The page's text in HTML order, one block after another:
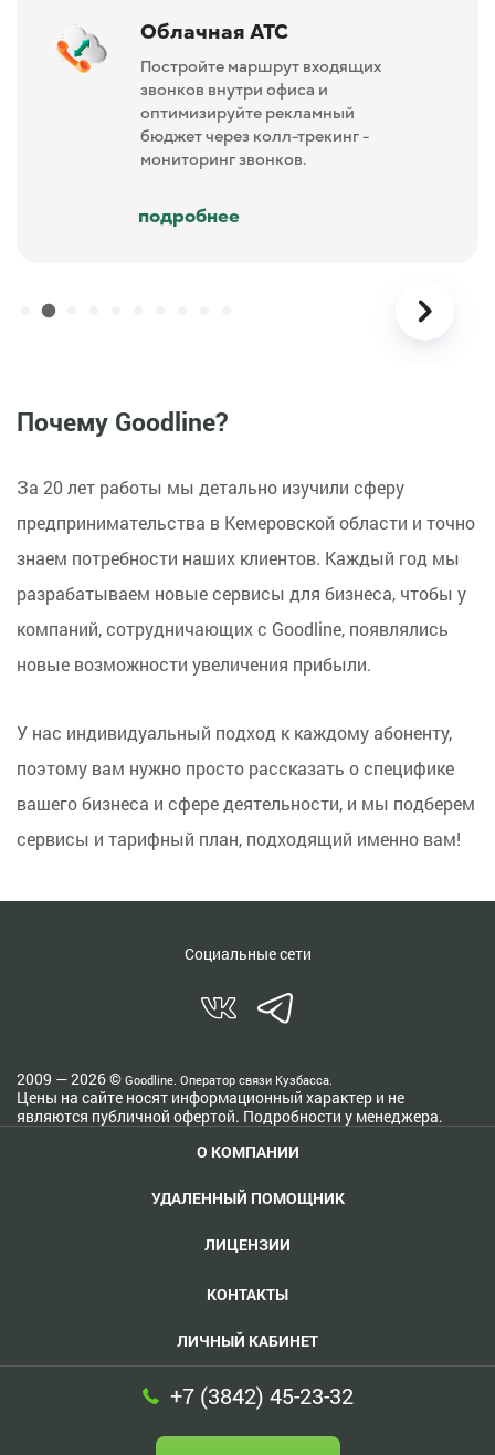
Облачная АТС
Постройте маршрут входящих
звонков внутри офиса и
оптимизируйте рекламный
бюджет через колл-трекинг -
мониторинг звонков.
подробнее
Почему Goodline?
За 20 лет работы мы детально изучили сферу
предпринимательства в Кемеровской области и точно
знаем потребности наших клиентов. Каждый год мы
разрабатываем новые сервисы для бизнеса, чтобы у
компаний, сотрудничающих с Goodline, появлялись
новые возможности увеличения прибыли.
У нас индивидуальный подход к каждому абоненту,
поэтому вам нужно просто рассказать о специфике
вашего бизнеса и сфере деятельности, и мы подберем
сервисы и тарифный план, подходящий именно вам!
Социальные сети
2009 — 2026 © Goodline. Оператор связи Кузбасса.
Цены на сайте носят информационный характер и не
являются публичной офертой. Подробности у менеджера.
О КОМПАНИИ
УДАЛЕННЫЙ ПОМОЩНИК
ЛИЦЕНЗИИ
КОНТАКТЫ
ЛИЧНЫЙ КАБИНЕТ
+7 (3842) 45-23-32